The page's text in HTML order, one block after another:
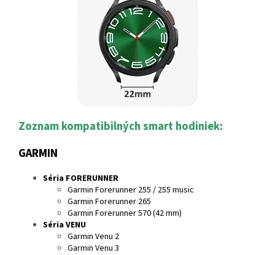
Zoznam kompatibilných smart hodiniek:
GARMIN
Séria FORERUNNER
Garmin Forerunner 255 / 255 music
Garmin Forerunner 265
Garmin Forerunner 570 (42 mm)
Séria VENU
Garmin Venu 2
Garmin Venu 3